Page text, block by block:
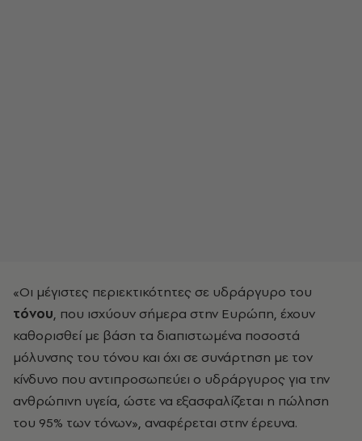
«Οι μέγιστες περιεκτικότητες σε υδράργυρο του
τόνου, που ισχύουν σήμερα στην Ευρώπη, έχουν
καθορισθεί με βάση τα διαπιστωμένα ποσοστά
μόλυνσης του τόνου και όχι σε συνάρτηση με τον
κίνδυνο που αντιπροσωπεύει ο υδράργυρος για την
ανθρώπινη υγεία, ώστε να εξασφαλίζεται η πώληση
του 95% των τόνων», αναφέρεται στην έρευνα.